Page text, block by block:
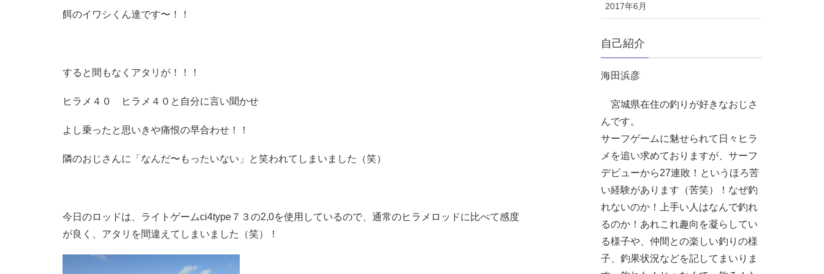
餌のイワシくん達です〜！！
すると間もなくアタリが！！！
ヒラメ４０ ヒラメ４０と自分に言い聞かせ
よし乗ったと思いきや痛恨の早合わせ！！
隣のおじさんに「なんだ〜もったいない」と笑われてしまいました（笑）
今日のロッドは、ライトゲームci4type７３の2,0を使用しているので、通常のヒラメロッドに比べて感度
が良く、アタリを間違えてしまいました（笑）！
2017年6月
自己紹介
海田浜彦
宮城県在住の釣りが好きなおじさ
んです。
サーフゲームに魅せられて日々ヒラ
メを追い求めておりますが、サーフ
デビューから27連敗！というほろ苦
い経験があります（苦笑）！なぜ釣
れないのか！上手い人はなんで釣れ
るのか！あれこれ趣向を凝らしてい
る様子や、仲間との楽しい釣りの様
子、釣果状況などを記してまいりま